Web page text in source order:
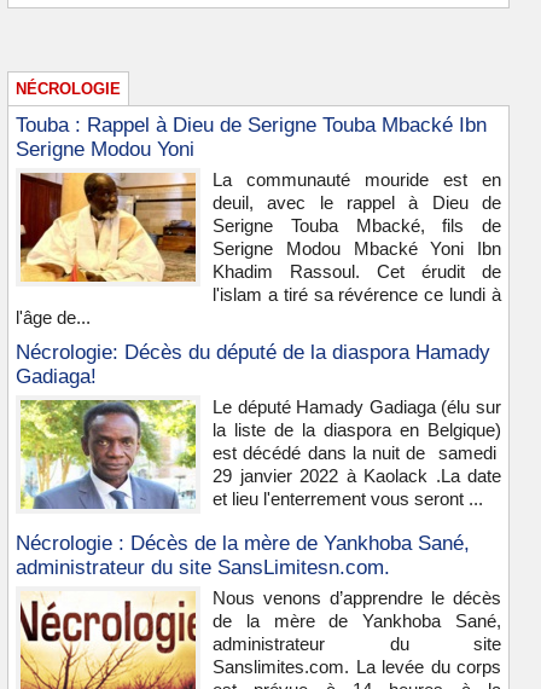
NÉCROLOGIE
Touba : Rappel à Dieu de Serigne Touba Mbacké Ibn
Serigne Modou Yoni
La communauté mouride est en
deuil, avec le rappel à Dieu de
Serigne Touba Mbacké, fils de
Serigne Modou Mbacké Yoni Ibn
Khadim Rassoul. Cet érudit de
l'islam a tiré sa révérence ce lundi à
l'âge de...
Nécrologie: Décès du député de la diaspora Hamady
Gadiaga!
Le député Hamady Gadiaga (élu sur
la liste de la diaspora en Belgique)
est décédé dans la nuit de samedi
29 janvier 2022 à Kaolack .La date
et lieu l'enterrement vous seront ...
Nécrologie : Décès de la mère de Yankhoba Sané,
administrateur du site SansLimitesn.com.
Nous venons d’apprendre le décès
de la mère de Yankhoba Sané,
administrateur du site
Sanslimites.com. La levée du corps